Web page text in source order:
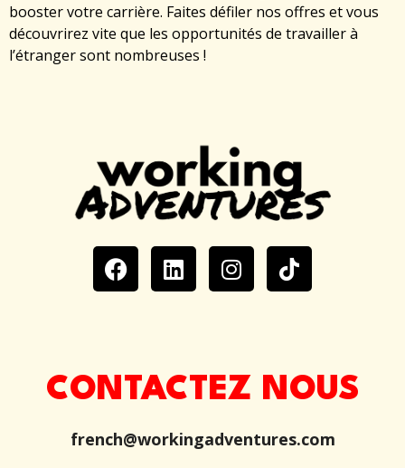
booster votre carrière. Faites défiler nos offres et vous
découvrirez vite que les opportunités de travailler à
l’étranger sont nombreuses !
CONTACTEZ NOUS
french@workingadventures.com